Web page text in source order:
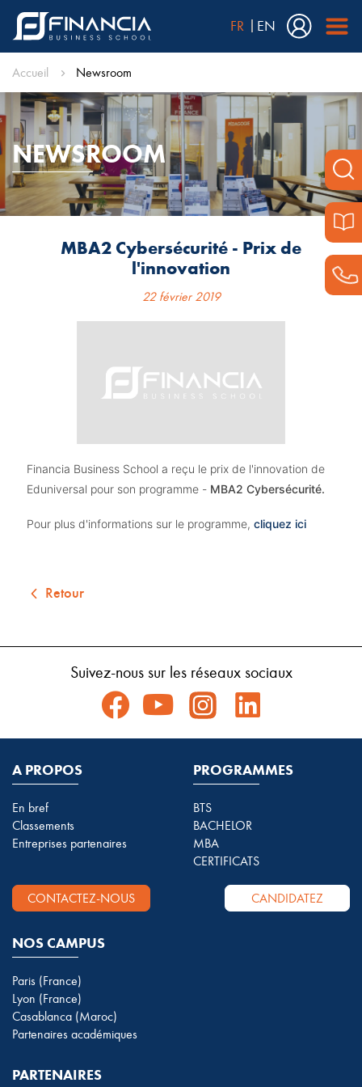
FR EN
Accueil Newsroom
NEWSROOM
MBA2 Cybersécurité - Prix de
l'innovation
22 février 2019
Financia Business School a reçu le prix de l'innovation de
Eduniversal pour son programme - MBA2 Cybersécurité.
Pour plus d'informations sur le programme, cliquez ici
Retour
Suivez-nous sur les réseaux sociaux
A PROPOS
En bref
Classements
Entreprises partenaires
PROGRAMMES
BTS
BACHELOR
MBA
CERTIFICATS
CONTACTEZ-NOUS CANDIDATEZ
NOS CAMPUS
Paris (France)
Lyon (France)
Casablanca (Maroc)
Partenaires académiques
PARTENAIRES